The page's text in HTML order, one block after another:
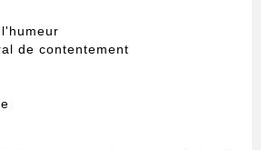
de contentement